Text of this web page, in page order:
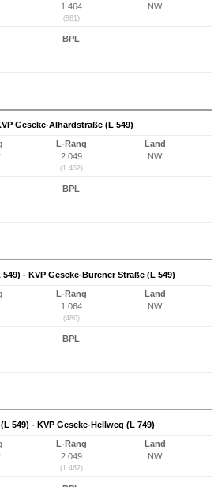
1.464
(881)
NW
BPL
Geseke-Alhardstraße (L 549)
L-Rang
2.049
(1.462)
Land
NW
BPL
- KVP Geseke-Bürener Straße (L 549)
L-Rang
1.064
(486)
Land
NW
BPL
549) - KVP Geseke-Hellweg (L 749)
L-Rang
2.049
(1.462)
Land
NW